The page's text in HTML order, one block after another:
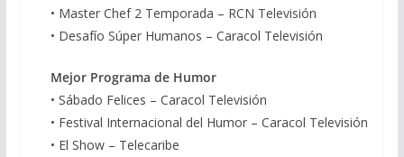
• Master Chef 2 Temporada – RCN Televisión
• Desafío Súper Humanos – Caracol Televisión
Mejor Programa de Humor
• Sábado Felices – Caracol Televisión
• Festival Internacional del Humor – Caracol Televisión
• El Show – Telecaribe